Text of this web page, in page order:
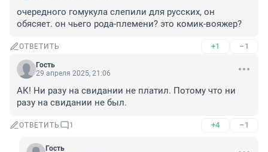
очередного гомукула слепили для русских, он
обясяет. он чьего рода-племени? это комик-вояжер?
ОТВЕТИТЬ +1 –1
Гость
29 апреля 2025, 21:06
АК! Ни разу на свидании не платил. Потому что ни
разу на свидании не был.
ОТВЕТИТЬ 1 +4 –1
Гость